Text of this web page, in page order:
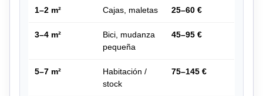
1–2 m² Cajas, maletas 25–60 €
3–4 m²
Bici, mudanza
pequeña
45–95 €
5–7 m²
Habitación /
stock
75–145 €